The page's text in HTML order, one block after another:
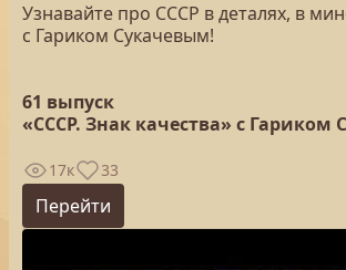
Узнавайте про СССР в деталях, в
с Гариком Сукачевым!
61 выпуск
«СССР. Знак качества» с Гариком
17к 33
Перейти